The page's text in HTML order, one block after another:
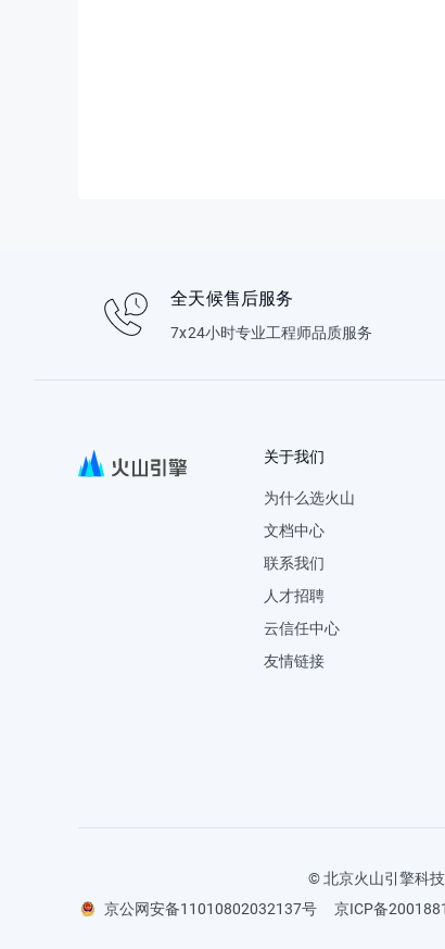
全天候售后服务
7x24小时专业工程师品质服务
关于我们
为什么选火山
文档中心
联系我们
人才招聘
云信任中心
友情链接
© 北京火山引擎科
京公网安备11010802032137号
京ICP备